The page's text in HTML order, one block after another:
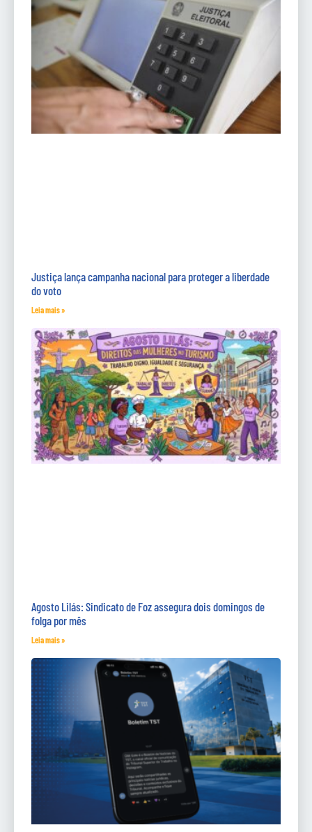
Justiça lança campanha nacional para proteger a liberdade
do voto
Leia mais »
Agosto Lilás: Sindicato de Foz assegura dois domingos de
folga por mês
Leia mais »